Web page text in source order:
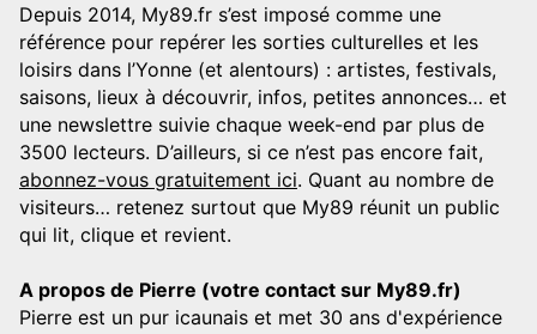
Depuis 2014, My89.fr s’est imposé comme une
référence pour repérer les sorties culturelles et les
loisirs dans l’Yonne (et alentours) : artistes, festivals,
saisons, lieux à découvrir, infos, petites annonces… et
une newslettre suivie chaque week-end par plus de
3500 lecteurs. D’ailleurs, si ce n’est pas encore fait,
abonnez-vous gratuitement ici. Quant au nombre de
visiteurs… retenez surtout que My89 réunit un public
qui lit, clique et revient.
A propos de Pierre (votre contact sur My89.fr)
Pierre est un pur icaunais et met 30 ans d'expérience